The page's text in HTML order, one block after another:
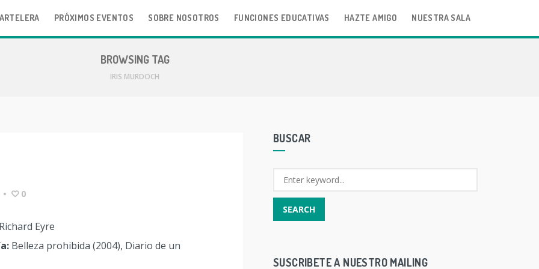
PRÓXIMOS EVENTOS SOBRE NOSOTROS FUNCIONES EDUCATIVAS HAZTE AMIGO NUESTRA SALA
BROWSING TAG
IRIS MURDOCH
• 0
Richard Eyre
Belleza prohibida (2004), Diario de un
BUSCAR
SUSCRIBETE A NUESTRO MAILING